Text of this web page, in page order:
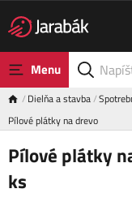
Menu
Dielňa a stavba
Pílové plátky na drevo
Pílové plátky
ks